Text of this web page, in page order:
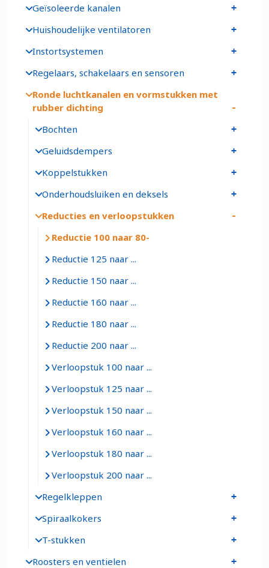
Geïsoleerde kanalen
Huishoudelijke ventilatoren
Instortsystemen
Regelaars, schakelaars en sensoren
Ronde luchtkanalen en vormstukken met
rubber dichting
Bochten
Geluidsdempers
Koppelstukken
Onderhoudsluiken en deksels
Reducties en verloopstukken
Reductie 100 naar 80
Reductie 125 naar ...
Reductie 150 naar ...
Reductie 160 naar ...
Reductie 180 naar ...
Reductie 200 naar ...
Verloopstuk 100 naar ...
Verloopstuk 125 naar ...
Verloopstuk 150 naar ...
Verloopstuk 160 naar ...
Verloopstuk 180 naar ...
Verloopstuk 200 naar ...
Regelkleppen
Spiraalkokers
T-stukken
Roosters en ventielen